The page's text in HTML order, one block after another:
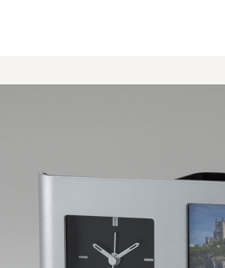
ペン・筆記用具